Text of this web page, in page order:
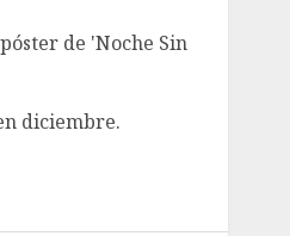
de 'Noche Sin
diciembre.